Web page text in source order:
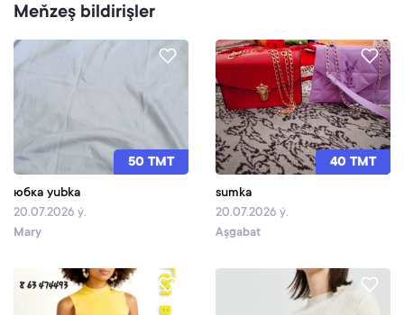
Meňzeş bildirişler
50 TMT
юбка yubka
20.07.2026 ý.
Mary
40 TMT
sumka
20.07.2026 ý.
Aşgabat